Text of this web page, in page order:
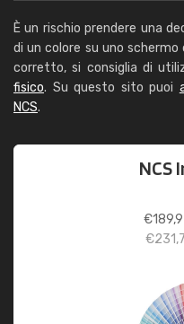
È un rischio prendere una
di un colore su uno schermo
corretto, si consiglia di
fisico. Su questo sito puoi
NCS.
NCS
€
€